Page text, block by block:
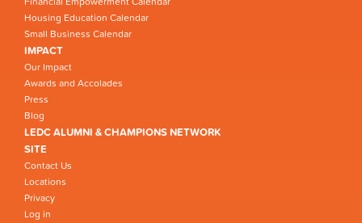
Housing Education Calendar
Small Business Calendar
IMPACT
Our Impact
Awards and Accolades
Press
Blog
LEDC ALUMNI & CHAMPIONS NETWORK
SITE
Contact Us
Locations
Privacy
Log in